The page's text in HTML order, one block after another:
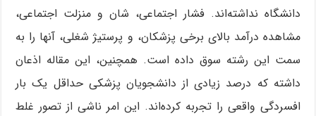
دانشگاه نداشته‌اند. فشار اجتماعی، شان و منزلت اجتماعی،
مشاهده درآمد بالای برخی پزشکان، و پرستیژ شغلی، آنها را به
سمت این رشته سوق داده است. همچنین، این مقاله اذعان
داشته که درصد زیادی از دانشجویان پزشکی حداقل یک بار
افسردگی واقعی را تجربه کرده‌اند. این امر ناشی از تصور غلط